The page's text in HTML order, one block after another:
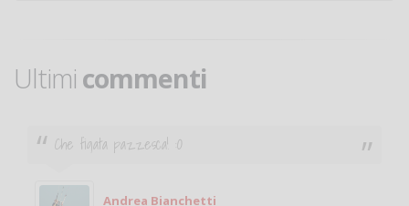
Ultimi commenti
Ciao. Sono a Treviglio da poco e vorrei tornare a
giocare. Se sei in zona e puoi giocare fammi sapere.
Michele